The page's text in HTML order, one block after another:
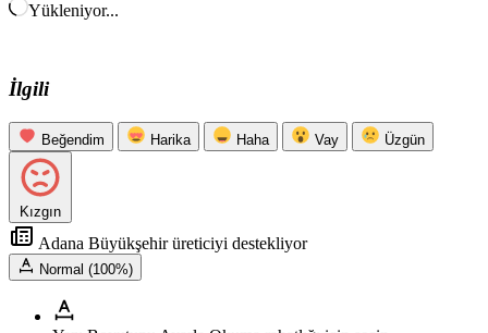
Yükleniyor...
İlgili
Beğendim Harika Haha Vay Üzgün
Kızgın
Adana Büyükşehir üreticiyi destekliyor
Normal (100%)